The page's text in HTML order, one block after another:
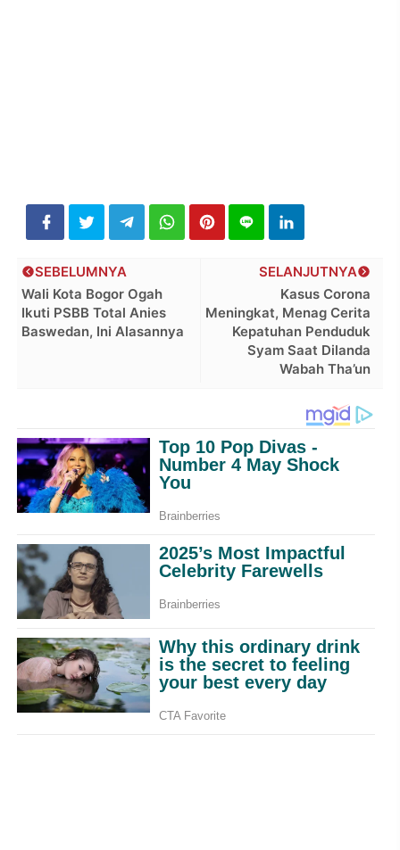
SELANJUTNYA
Kasus Corona
Meningkat, Menag Cerita
Kepatuhan Penduduk
Syam Saat Dilanda
Wabah Tha’un
SEBELUMNYA
Wali Kota Bogor Ogah
Ikuti PSBB Total Anies
Baswedan, Ini Alasannya